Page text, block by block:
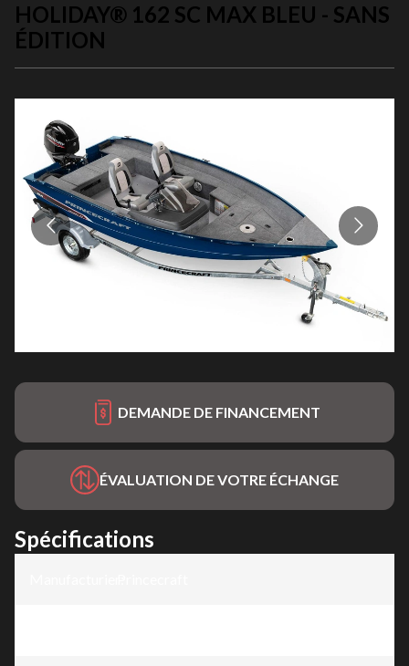
HOLIDAY® 162 SC MAX BLEU - SANS
ÉDITION
DEMANDE DE FINANCEMENT
ÉVALUATION DE VOTRE ÉCHANGE
Spécifications